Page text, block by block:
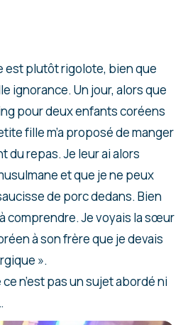
est plutôt rigolote, bien que
ignorance. Un jour, alors que
pour deux enfants coréens
fille m’a proposé de manger
du repas. Je leur ai alors
et que je ne peux
de porc dedans. Bien
comprendre. Je voyais la sœur
à son frère que je devais
».
n’est pas un sujet abordé ni